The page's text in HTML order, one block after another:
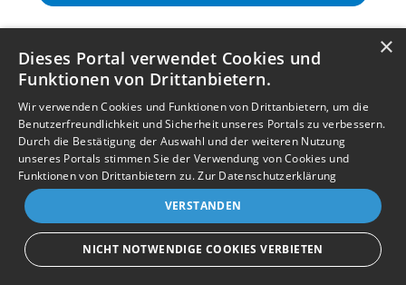
×
Dieses Portal verwendet Cookies und
Funktionen von Drittanbietern.
Wir verwenden Cookies und Funktionen von Drittanbietern, um die
Benutzerfreundlichkeit und Sicherheit unseres Portals zu verbessern.
Durch die Bestätigung der Auswahl und der weiteren Nutzung
unseres Portals stimmen Sie der Verwendung von Cookies und
Funktionen von Drittanbietern zu.Zur Datenschutzerklärung
VERSTANDEN
NICHT NOTWENDIGE COOKIES VERBIETEN